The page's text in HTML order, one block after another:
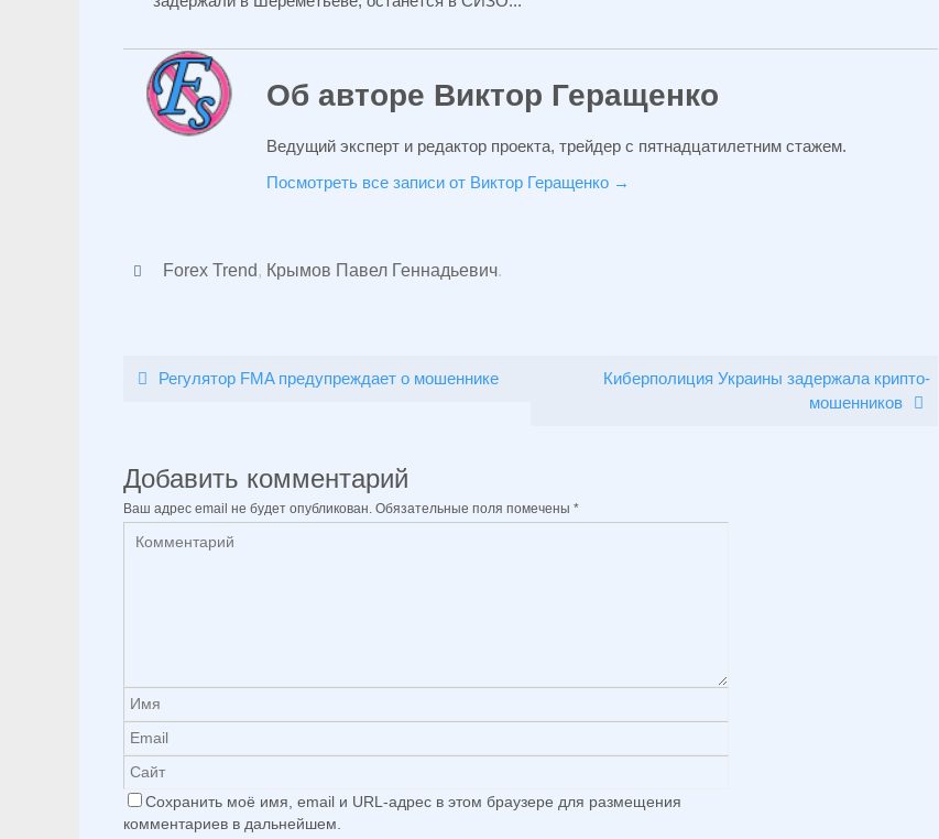
Об авторе Виктор Геращенко
Ведущий эксперт и редактор проекта, трейдер с пятнадцатилетним стажем.
Посмотреть все записи от Виктор Геращенко →
Forex Trend, Крымов Павел Геннадьевич.
Регулятор FMA предупреждает о мошеннике
Киберполиция Украины задержала крипто-
мошенников
Добавить комментарий
Ваш адрес email не будет опубликован. Обязательные поля помечены *
Сохранить моё имя, email и URL-адрес в этом браузере для размещения
комментариев в дальнейшем.